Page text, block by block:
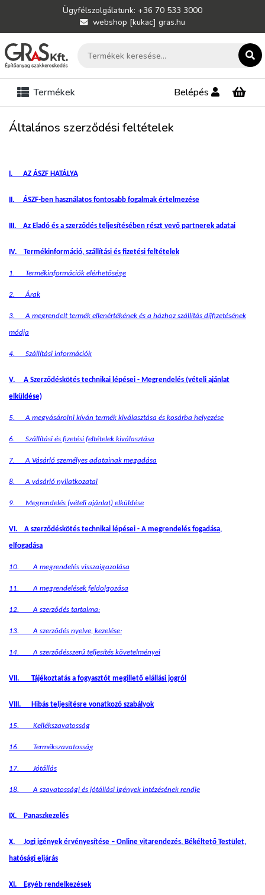
Ügyfélszolgálatunk: +36 70 533 3000
webshop [kukac] gras.hu
Termékek Belépés
Általános szerződési feltételek
I. AZ ÁSZF HATÁLYA
II. ÁSZF-ben használatos fontosabb fogalmak értelmezése
III. Az Eladó és a szerződés teljesítésében részt vevő partnerek adatai
IV. Termékinformáció, szállítási és fizetési feltételek
1. Termékinformációk elérhetősége
2. Árak
3. A megrendelt termék ellenértékének és a házhoz szállítás díjfizetésének
módja
4. Szállítási információk
V. A Szerződéskötés technikai lépései - Megrendelés (vételi ajánlat
elküldése)
5. A megvásárolni kíván termék kiválasztása és kosárba helyezése
6. Szállítási és fizetési feltételek kiválasztása
7. A Vásárló személyes adatainak megadása
8. A vásárló nyilatkozatai
9. Megrendelés (vételi ajánlat) elküldése
VI. A szerződéskötés technikai lépései - A megrendelés fogadása,
elfogadása
10. A megrendelés visszaigazolása
11. A megrendelések feldolgozása
12. A szerződés tartalma:
13. A szerződés nyelve, kezelése:
14. A szerződésszerű teljesítés követelményei
VII. Tájékoztatás a fogyasztót megillető elállási jogról
VIII. Hibás teljesítésre vonatkozó szabályok
15. Kellékszavatosság
16. Termékszavatosság
17. Jótállás
18. A szavatossági és jótállási igények intézésének rendje
IX. Panaszkezelés
X. Jogi igények érvényesítése – Online vitarendezés, Békéltető Testület,
hatósági eljárás
XI. Egyéb rendelkezések